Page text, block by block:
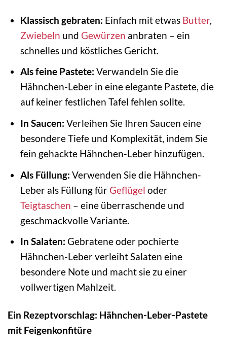
Klassisch gebraten: Einfach mit etwas Butter,
Zwiebeln und Gewürzen anbraten – ein
schnelles und köstliches Gericht.
Als feine Pastete: Verwandeln Sie die
Hähnchen-Leber in eine elegante Pastete, die
auf keiner festlichen Tafel fehlen sollte.
In Saucen: Verleihen Sie Ihren Saucen eine
besondere Tiefe und Komplexität, indem Sie
fein gehackte Hähnchen-Leber hinzufügen.
Als Füllung: Verwenden Sie die Hähnchen-
Leber als Füllung für Geflügel oder
Teigtaschen – eine überraschende und
geschmackvolle Variante.
In Salaten: Gebratene oder pochierte
Hähnchen-Leber verleiht Salaten eine
besondere Note und macht sie zu einer
vollwertigen Mahlzeit.
Ein Rezeptvorschlag: Hähnchen-Leber-Pastete
mit Feigenkonfitüre